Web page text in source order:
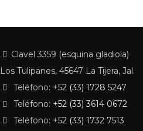
Clavel 3359 (esquina gladiola)
Los Tulipanes, 45647 La Tijera, Jal.
Teléfono: +52 (33) 1728 5247
Teléfono: +52 (33) 3614 0672
Teléfono: +52 (33) 1732 7513